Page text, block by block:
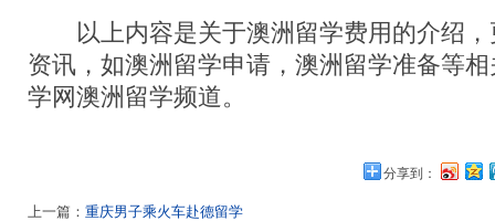
以上内容是关于澳洲留学费用的介绍，
资讯，如澳洲留学申请，澳洲留学准备等
学网澳洲留学频道。
分享到：
上一篇： 重庆男子乘火车赴德留学